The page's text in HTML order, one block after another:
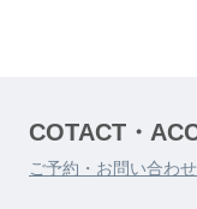
COTACT・
ご予約・お問い合わ